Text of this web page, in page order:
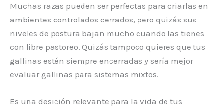
Muchas razas pueden ser perfectas para criarlas en
ambientes controlados cerrados, pero quizás sus
niveles de postura bajan mucho cuando las tienes
con libre pastoreo. Quizás tampoco quieres que tus
gallinas estén siempre encerradas y sería mejor
evaluar gallinas para sistemas mixtos.
Es una desición relevante para la vida de tus